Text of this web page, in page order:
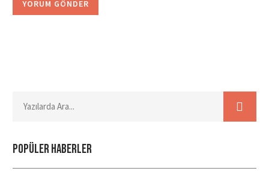
Popüler haberler